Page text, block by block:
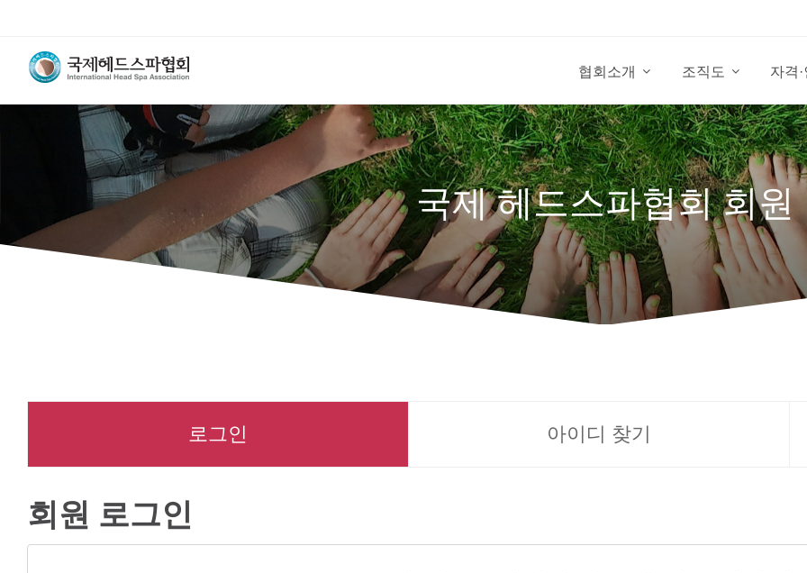
협회소개 조직도 자격
국제 헤드스파협회 회원
로그인 아이디 찾기
회원 로그인